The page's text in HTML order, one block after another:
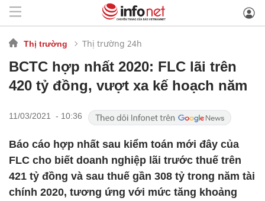
Thị trường Thị trường 24h
BCTC hợp nhất 2020: FLC lãi trên
420 tỷ đồng, vượt xa kế hoạch năm
11/03/2021 - 10:36
Báo cáo hợp nhất sau kiểm toán mới đây của
FLC cho biết doanh nghiệp lãi trước thuế trên
421 tỷ đồng và sau thuế gần 308 tỷ trong năm tài
chính 2020, tương ứng với mức tăng khoảng